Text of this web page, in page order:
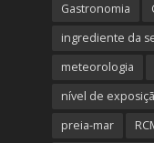
Gastronomia
ingrediente da
meteorologia
nível de
preia-mar